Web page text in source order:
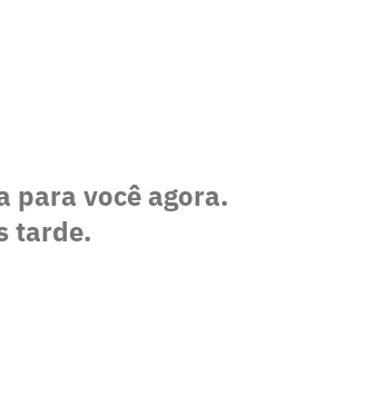
para você agora.
tarde.